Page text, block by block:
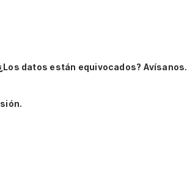
datos están equivocados? Avísanos.